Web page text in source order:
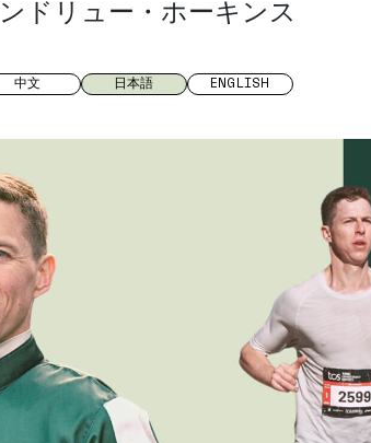
ドリュー・ホーキンス
中文 日本語 ENGLISH